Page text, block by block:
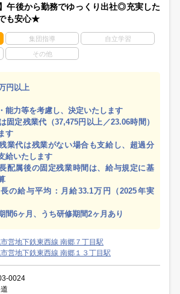
午後から勤務でゆっくり出社◎充実した
も安心★
集団指導 自立学習
その他
円以上
能力等を考慮し、決定いたします
固定残業代（37,475円以上／23.06時間）
す
業代は残業がない場合も支給し、超過分
給いたします
配属後の固定残業時間は、給与規定に基
の給与平均：月給33.1万円（2025年実
間6ヶ月、うち研修期間2ヶ月あり
営地下鉄東西線 南郷７丁目駅
営地下鉄東西線 南郷１３丁目駅
0024